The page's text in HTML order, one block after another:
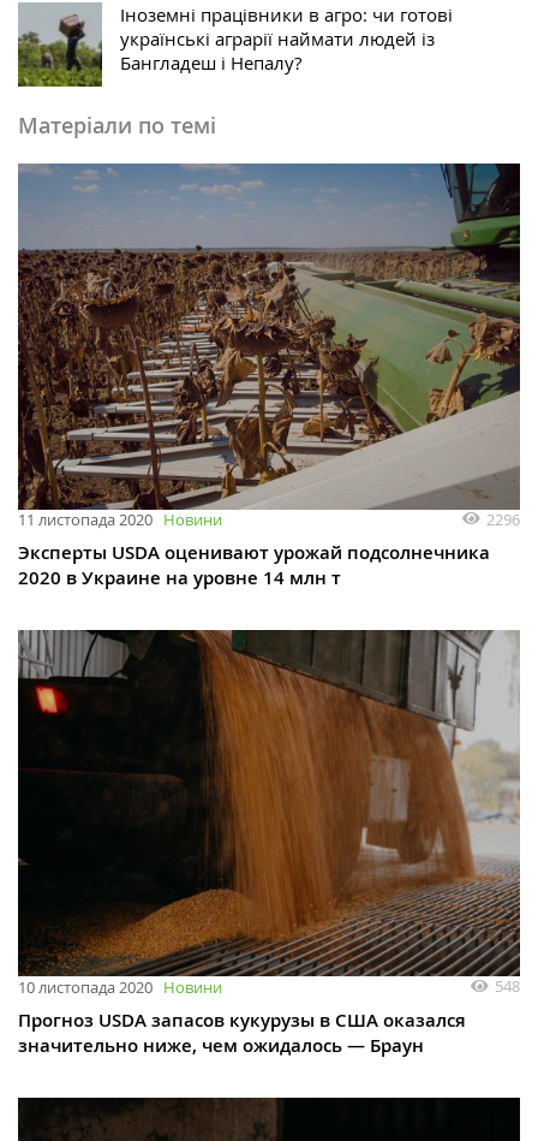
Іноземні працівники в агро: чи готові
українські аграрії наймати людей із
Бангладеш і Непалу?
Матеріали по темі
11 листопада 2020 Новини 2296
Эксперты USDA оценивают урожай подсолнечника
2020 в Украине на уровне 14 млн т
10 листопада 2020 Новини 548
Прогноз USDA запасов кукурузы в США оказался
значительно ниже, чем ожидалось — Браун